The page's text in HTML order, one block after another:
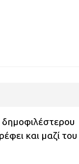
δημοφιλέστερου
και μαζί του